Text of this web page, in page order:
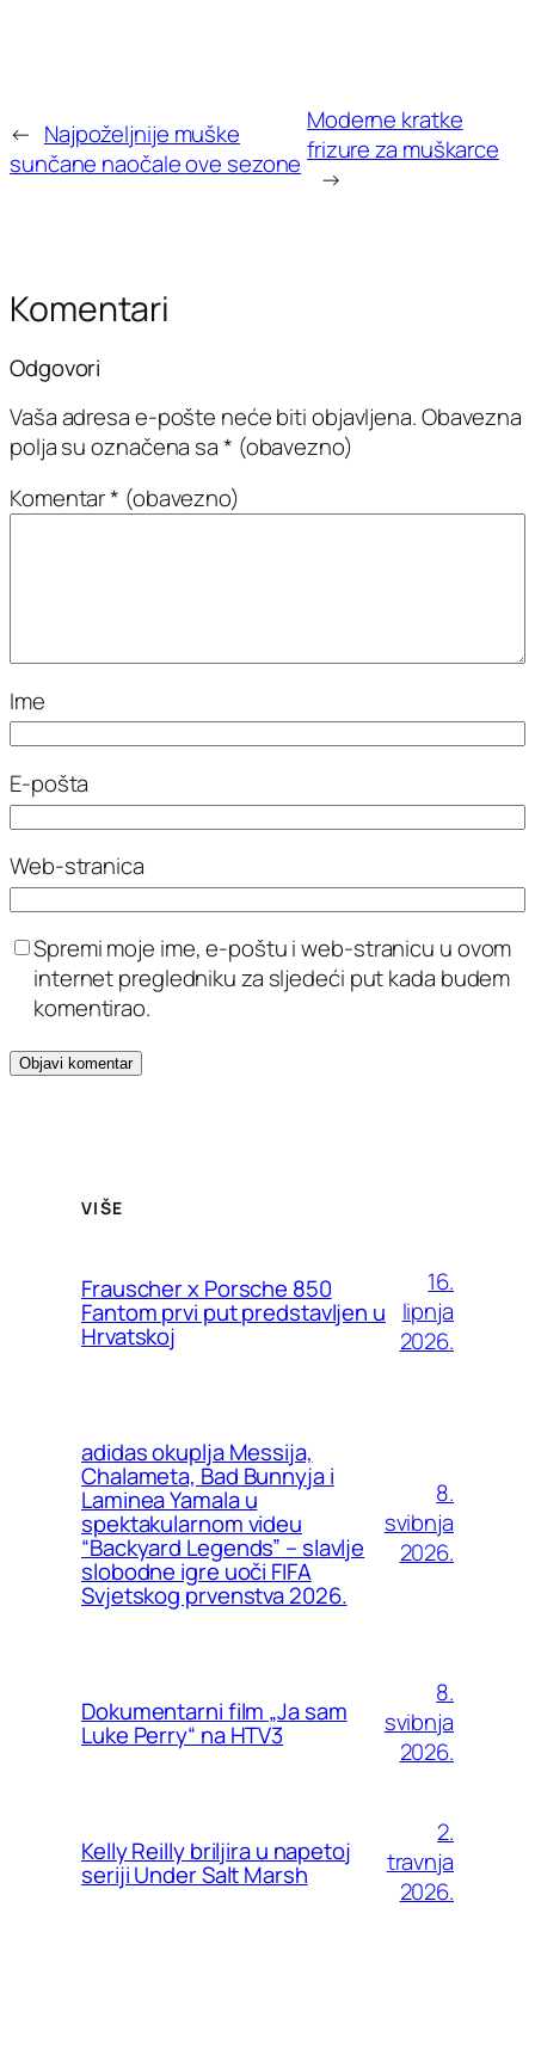
← Najpoželjnije muške
sunčane naočale ove sezone
Moderne kratke
frizure za muškarce
→
Komentari
Odgovori
Vaša adresa e-pošte neće biti objavljena.Obavezna
polja su označena sa* (obavezno)
Komentar* (obavezno)
Ime
E-pošta
Web-stranica
Spremi moje ime, e-poštu i web-stranicu u ovom
internet pregledniku za sljedeći put kada budem
komentirao.
VIŠE
Frauscher x Porsche 850
Fantom prvi put predstavljen u
Hrvatskoj
16.
lipnja
2026.
adidas okuplja Messija,
Chalameta, Bad Bunnyja i
Laminea Yamala u
spektakularnom videu
“Backyard Legends” – slavlje
slobodne igre uoči FIFA
Svjetskog prvenstva 2026.
8.
svibnja
2026.
Dokumentarni film „Ja sam
Luke Perry“ na HTV3
8.
svibnja
2026.
Kelly Reilly briljira u napetoj
seriji Under Salt Marsh
2.
travnja
2026.